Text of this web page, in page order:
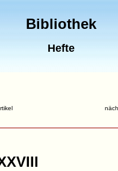
Bibliothek
Hefte